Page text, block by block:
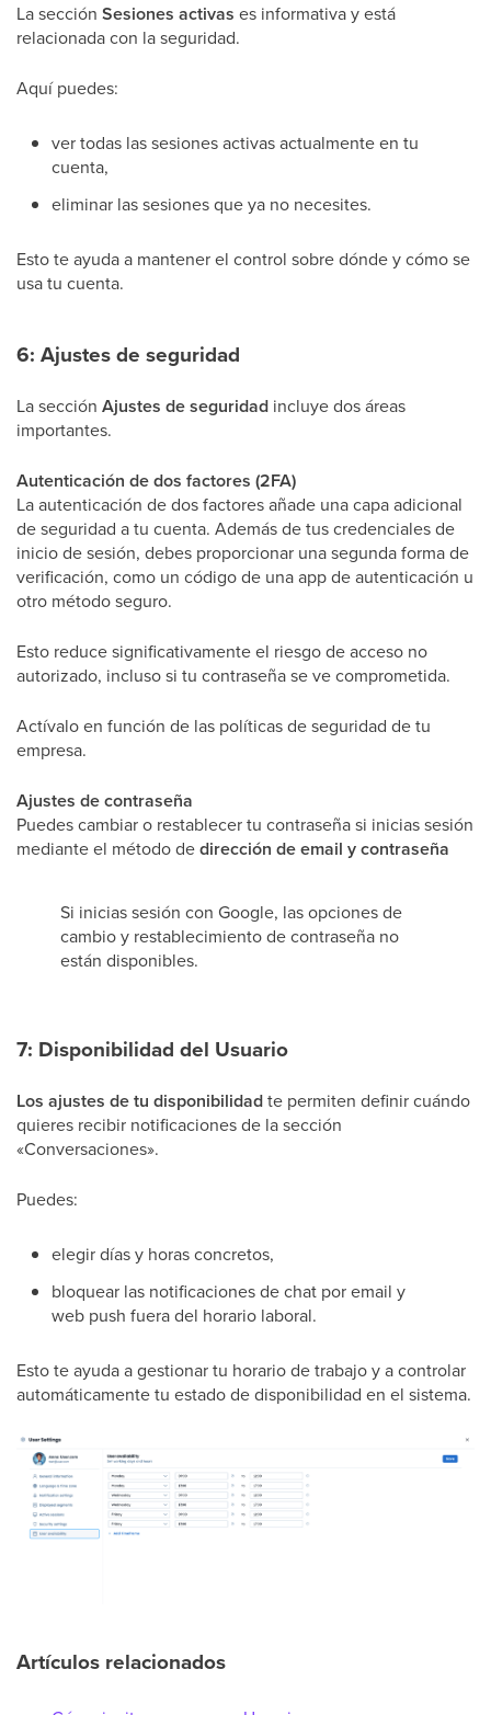
La sección Sesiones activas es informativa y está
relacionada con la seguridad.
Aquí puedes:
ver todas las sesiones activas actualmente en tu
cuenta,
eliminar las sesiones que ya no necesites.
Esto te ayuda a mantener el control sobre dónde y cómo se
usa tu cuenta.
6: Ajustes de seguridad
La sección Ajustes de seguridad incluye dos áreas
importantes.
Autenticación de dos factores (2FA)
La autenticación de dos factores añade una capa adicional
de seguridad a tu cuenta. Además de tus credenciales de
inicio de sesión, debes proporcionar una segunda forma de
verificación, como un código de una app de autenticación u
otro método seguro.
Esto reduce significativamente el riesgo de acceso no
autorizado, incluso si tu contraseña se ve comprometida.
Actívalo en función de las políticas de seguridad de tu
empresa.
Ajustes de contraseña
Puedes cambiar o restablecer tu contraseña si inicias sesión
mediante el método dedirección de email y contraseña
Si inicias sesión con Google, las opciones de
cambio y restablecimiento de contraseña no
están disponibles.
7: Disponibilidad del Usuario
Los ajustes de tu disponibilidadte permiten definir cuándo
quieres recibir notificaciones de la sección
«Conversaciones».
Puedes:
elegir días y horas concretos,
bloquear las notificaciones de chat por email y
web push fuera del horario laboral.
Esto te ayuda a gestionar tu horario de trabajo y a controlar
automáticamente tu estado de disponibilidad en el sistema.
Artículos relacionados